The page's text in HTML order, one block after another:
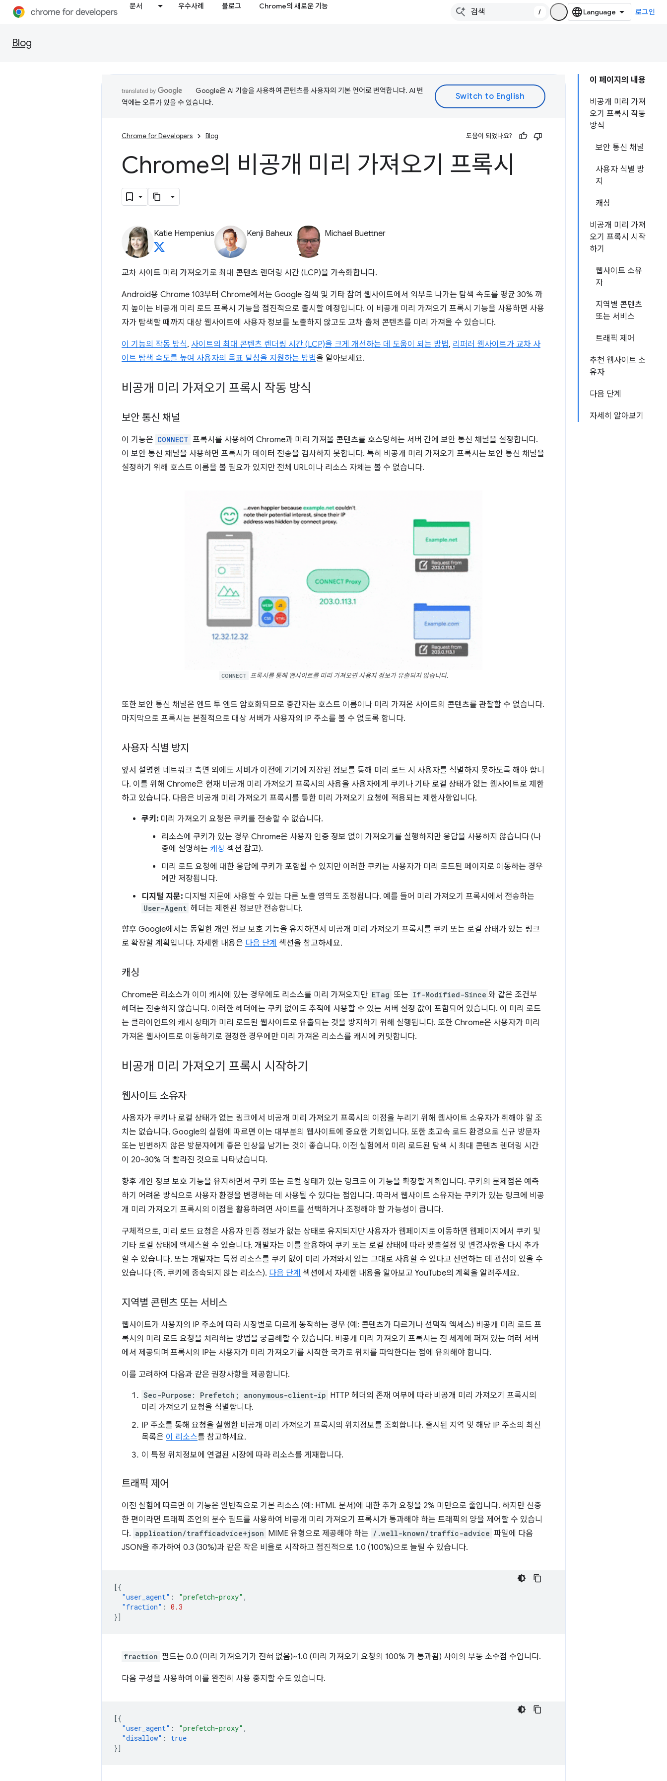
문서 우수사례 블로그 Chrome의 새로운 기능
/ 로그인
Blog
이 페이지의 내용
비공개 미리 가져
오기 프록시 작동
방식
보안 통신 채널
사용자 식별 방
지
캐싱
비공개 미리 가져
오기 프록시 시작
하기
웹사이트 소유
자
지역별 콘텐츠
또는 서비스
트래픽 제어
추천 웹사이트 소
유자
다음 단계
자세히 알아보기
Google은 AI 기술을 사용하여 콘텐츠를 사용자의 기본 언어로 번역합니다. AI 번
역에는 오류가 있을 수 있습니다.
Chrome for Developers Blog 도움이 되었나요?
Chrome의 비공개 미리 가져오기 프록시
Katie Hempenius Kenji Baheux Michael Buettner
교차 사이트 미리 가져오기로 최대 콘텐츠 렌더링 시간 (LCP)을 가속화합니다.
Android용 Chrome 103부터 Chrome에서는 Google 검색 및 기타 참여 웹사이트에서 외부로 나가는 탐색 속도를 평균 30% 까
지 높이는 비공개 미리 로드 프록시 기능을 점진적으로 출시할 예정입니다. 이 비공개 미리 가져오기 프록시 기능을 사용하면 사용
자가 탐색할 때까지 대상 웹사이트에 사용자 정보를 노출하지 않고도 교차 출처 콘텐츠를 미리 가져올 수 있습니다.
이 기능의 작동 방식, 사이트의 최대 콘텐츠 렌더링 시간 (LCP)을 크게 개선하는 데 도움이 되는 방법, 리퍼러 웹사이트가 교차 사
이트 탐색 속도를 높여 사용자의 목표 달성을 지원하는 방법을 알아보세요.
비공개 미리 가져오기 프록시 작동 방식
보안 통신 채널
이 기능은 CONNECT 프록시를 사용하여 Chrome과 미리 가져올 콘텐츠를 호스팅하는 서버 간에 보안 통신 채널을 설정합니다.
이 보안 통신 채널을 사용하면 프록시가 데이터 전송을 검사하지 못합니다. 특히 비공개 미리 가져오기 프록시는 보안 통신 채널을
설정하기 위해 호스트 이름을 볼 필요가 있지만 전체 URL이나 리소스 자체는 볼 수 없습니다.
CONNECT 프록시를 통해 웹사이트를 미리 가져오면 사용자 정보가 유출되지 않습니다.
또한 보안 통신 채널은 엔드 투 엔드 암호화되므로 중간자는 호스트 이름이나 미리 가져온 사이트의 콘텐츠를 관찰할 수 없습니다.
마지막으로 프록시는 본질적으로 대상 서버가 사용자의 IP 주소를 볼 수 없도록 합니다.
사용자 식별 방지
앞서 설명한 네트워크 측면 외에도 서버가 이전에 기기에 저장된 정보를 통해 미리 로드 시 사용자를 식별하지 못하도록 해야 합니
다. 이를 위해 Chrome은 현재 비공개 미리 가져오기 프록시의 사용을 사용자에게 쿠키나 기타 로컬 상태가 없는 웹사이트로 제한
하고 있습니다. 다음은 비공개 미리 가져오기 프록시를 통한 미리 가져오기 요청에 적용되는 제한사항입니다.
쿠키: 미리 가져오기 요청은 쿠키를 전송할 수 없습니다.
리소스에 쿠키가 있는 경우 Chrome은 사용자 인증 정보 없이 가져오기를 실행하지만 응답을 사용하지 않습니다 (나
중에 설명하는 캐싱 섹션 참고).
미리 로드 요청에 대한 응답에 쿠키가 포함될 수 있지만 이러한 쿠키는 사용자가 미리 로드된 페이지로 이동하는 경우
에만 저장됩니다.
디지털 지문: 디지털 지문에 사용할 수 있는 다른 노출 영역도 조정됩니다. 예를 들어 미리 가져오기 프록시에서 전송하는
User-Agent 헤더는 제한된 정보만 전송합니다.
향후 Google에서는 동일한 개인 정보 보호 기능을 유지하면서 비공개 미리 가져오기 프록시를 쿠키 또는 로컬 상태가 있는 링크
로 확장할 계획입니다. 자세한 내용은 다음 단계 섹션을 참고하세요.
캐싱
Chrome은 리소스가 이미 캐시에 있는 경우에도 리소스를 미리 가져오지만 ETag 또는 If-Modified-Since 와 같은 조건부
헤더는 전송하지 않습니다. 이러한 헤더에는 쿠키 없이도 추적에 사용할 수 있는 서버 설정 값이 포함되어 있습니다. 이 미리 로드
는 클라이언트의 캐시 상태가 미리 로드된 웹사이트로 유출되는 것을 방지하기 위해 실행됩니다. 또한 Chrome은 사용자가 미리
가져온 웹사이트로 이동하기로 결정한 경우에만 미리 가져온 리소스를 캐시에 커밋합니다.
비공개 미리 가져오기 프록시 시작하기
웹사이트 소유자
사용자가 쿠키나 로컬 상태가 없는 링크에서 비공개 미리 가져오기 프록시의 이점을 누리기 위해 웹사이트 소유자가 취해야 할 조
치는 없습니다. Google의 실험에 따르면 이는 대부분의 웹사이트에 중요한 기회입니다. 또한 초고속 로드 환경으로 신규 방문자
또는 빈번하지 않은 방문자에게 좋은 인상을 남기는 것이 좋습니다. 이전 실험에서 미리 로드된 탐색 시 최대 콘텐츠 렌더링 시간
이 20~30% 더 빨라진 것으로 나타났습니다.
향후 개인 정보 보호 기능을 유지하면서 쿠키 또는 로컬 상태가 있는 링크로 이 기능을 확장할 계획입니다. 쿠키의 문제점은 예측
하기 어려운 방식으로 사용자 환경을 변경하는 데 사용될 수 있다는 점입니다. 따라서 웹사이트 소유자는 쿠키가 있는 링크에 비공
개 미리 가져오기 프록시의 이점을 활용하려면 사이트를 선택하거나 조정해야 할 가능성이 큽니다.
구체적으로, 미리 로드 요청은 사용자 인증 정보가 없는 상태로 유지되지만 사용자가 웹페이지로 이동하면 웹페이지에서 쿠키 및
기타 로컬 상태에 액세스할 수 있습니다. 개발자는 이를 활용하여 쿠키 또는 로컬 상태에 따라 맞춤설정 및 변경사항을 다시 추가
할 수 있습니다. 또는 개발자는 특정 리소스를 쿠키 없이 미리 가져와서 있는 그대로 사용할 수 있다고 선언하는 데 관심이 있을 수
있습니다 (즉, 쿠키에 종속되지 않는 리소스). 다음 단계 섹션에서 자세한 내용을 알아보고 YouTube의 계획을 알려주세요.
지역별 콘텐츠 또는 서비스
웹사이트가 사용자의 IP 주소에 따라 시장별로 다르게 동작하는 경우 (예: 콘텐츠가 다르거나 선택적 액세스) 비공개 미리 로드 프
록시의 미리 로드 요청을 처리하는 방법을 궁금해할 수 있습니다. 비공개 미리 가져오기 프록시는 전 세계에 퍼져 있는 여러 서버
에서 제공되며 프록시의 IP는 사용자가 미리 가져오기를 시작한 국가로 위치를 파악한다는 점에 유의해야 합니다.
이를 고려하여 다음과 같은 권장사항을 제공합니다.
Sec-Purpose: Prefetch; anonymous-client-ip HTTP 헤더의 존재 여부에 따라 비공개 미리 가져오기 프록시의
미리 가져오기 요청을 식별합니다.
IP 주소를 통해 요청을 실행한 비공개 미리 가져오기 프록시의 위치정보를 조회합니다. 출시된 지역 및 해당 IP 주소의 최신
목록은 이 리소스를 참고하세요.
이 특정 위치정보에 연결된 시장에 따라 리소스를 게재합니다.
트래픽 제어
이전 실험에 따르면 이 기능은 일반적으로 기본 리소스 (예: HTML 문서)에 대한 추가 요청을 2% 미만으로 줄입니다. 하지만 신중
한 편이라면 트래픽 조언의 분수 필드를 사용하여 비공개 미리 가져오기 프록시가 통과해야 하는 트래픽의 양을 제어할 수 있습니
다. application/trafficadvice+json MIME 유형으로 제공해야 하는 /.well-known/traffic-advice 파일에 다음
JSON을 추가하여 0.3 (30%)과 같은 작은 비율로 시작하고 점진적으로 1.0 (100%)으로 늘릴 수 있습니다.
[{
"user_agent" : "prefetch-proxy" ,
"fraction" : 0.3
}]
fraction 필드는 0.0 (미리 가져오기가 전혀 없음)~1.0 (미리 가져오기 요청의 100% 가 통과됨) 사이의 부동 소수점 수입니다.
다음 구성을 사용하여 이를 완전히 사용 중지할 수도 있습니다.
[{
"user_agent" : "prefetch-proxy" ,
"disallow" :
true
}]